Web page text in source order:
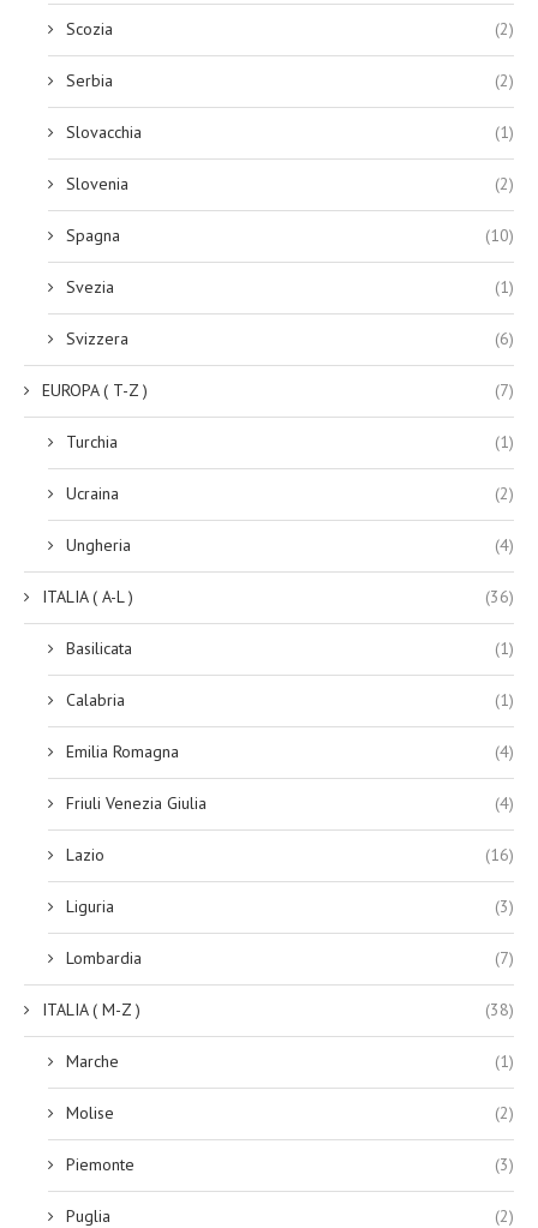
Scozia (2)
Serbia (2)
Slovacchia (1)
Slovenia (2)
Spagna (10)
Svezia (1)
Svizzera (6)
EUROPA ( T-Z ) (7)
Turchia (1)
Ucraina (2)
Ungheria (4)
ITALIA ( A-L ) (36)
Basilicata (1)
Calabria (1)
Emilia Romagna (4)
Friuli Venezia Giulia (4)
Lazio (16)
Liguria (3)
Lombardia (7)
ITALIA ( M-Z ) (38)
Marche (1)
Molise (2)
Piemonte (3)
Puglia (2)